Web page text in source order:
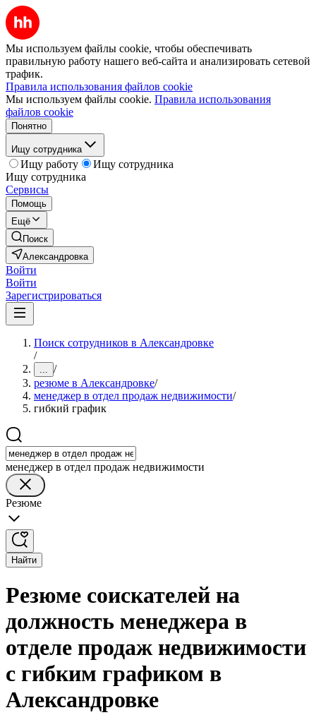
Мы используем файлы cookie, чтобы обеспечивать
правильную работу нашего веб-сайта и анализировать сетевой
трафик.
Правила использования файлов cookie
Мы используем файлы cookie. Правила использования
файлов cookie
Понятно
Ищу сотрудника
Ищу работу
Ищу сотрудника
Ищу сотрудника
Сервисы
Помощь
Ещё
Поиск
Александровка
Войти
Войти
Зарегистрироваться
Поиск сотрудников в Александровке
/
... /
резюме в Александровке/
менеджер в отдел продаж недвижимости/
гибкий график
менеджер в отдел продаж недвижимости
Резюме
Найти
Резюме соискателей на
должность менеджера в
отделе продаж недвижимости
с гибким графиком в
Александровке